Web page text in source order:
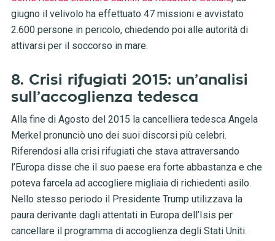
giugno il velivolo ha effettuato 47 missioni e avvistato
2.600 persone in pericolo, chiedendo poi alle autorità di
attivarsi per il soccorso in mare.
8. Crisi rifugiati 2015: un’analisi
sull’accoglienza tedesca
Alla fine di Agosto del 2015 la cancelliera tedesca Angela
Merkel pronunciò uno dei suoi discorsi più celebri.
Riferendosi alla crisi rifugiati che stava attraversando
l’Europa disse che il suo paese era forte abbastanza e che
poteva farcela ad accogliere migliaia di richiedenti asilo.
Nello stesso periodo il Presidente Trump utilizzava la
paura derivante dagli attentati in Europa dell’Isis per
cancellare il programma di accoglienza degli Stati Uniti.